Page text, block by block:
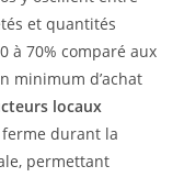
et quantités
à 70% comparé aux
minimum d’achat
locaux
durant la
permettant